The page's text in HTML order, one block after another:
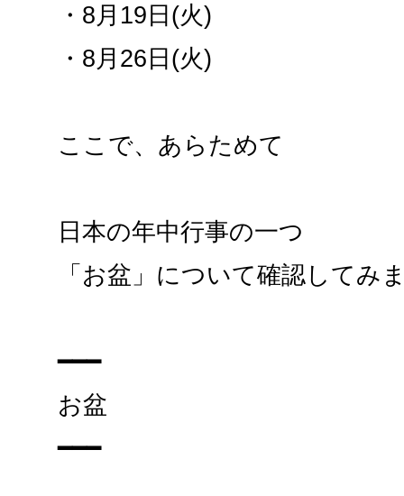
・8月19日(火)
・8月26日(火)
ここで、あらためて
日本の年中行事の一つ
「お盆」について確認してみ
━━━
お盆
━━━